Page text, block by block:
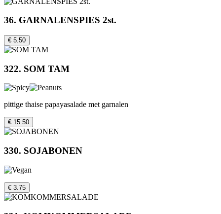
36. GARNALENSPIES 2st.
€ 5.50
322. SOM TAM
pittige thaise papayasalade met garnalen
€ 15.50
330. SOJABONEN
€ 3.75